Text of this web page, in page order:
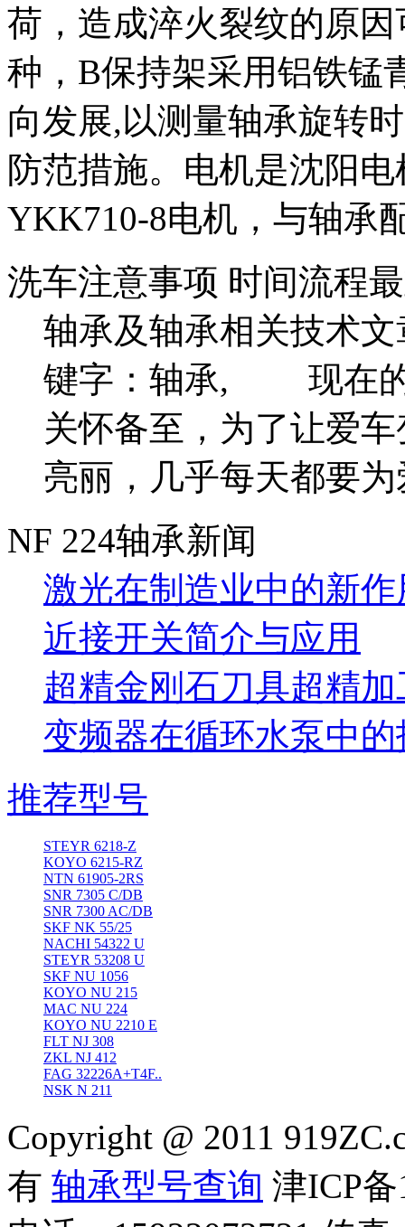
荷，造成淬火裂纹的原
种，B保持架采用铝铁锰
向发展,以测量轴承旋转
防范措施。电机是沈阳
YKK710-8电机，与轴承
洗车注意事项 时间流程
轴承及轴承相关技术
键字：轴承, 现在的
关怀备至，为了让爱
亮丽，几乎每天都要
NF 224轴承新闻
激光在制造业中的新
近接开关简介与应用
超精金刚石刀具超精
变频器在循环水泵中
推荐型号
STEYR 6218-Z
KOYO 6215-RZ
NTN 61905-2RS
SNR 7305 C/DB
SNR 7300 AC/DB
SKF NK 55/25
NACHI 54322 U
STEYR 53208 U
SKF NU 1056
KOYO NU 215
MAC NU 224
KOYO NU 2210 E
FLT NJ 308
ZKL NJ 412
FAG 32226A+T4F..
NSK N 211
Copyright @ 2011
有 轴承型号查询 津ICP备